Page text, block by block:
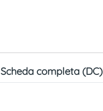
Scheda completa (DC)